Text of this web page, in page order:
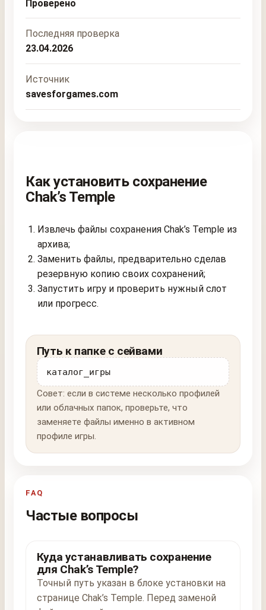
Проверено
Последняя проверка
23.04.2026
Источник
savesforgames.com
Как установить сохранение
Chak’s Temple
Извлечь файлы сохранения Chak’s Temple из
архива;
Заменить файлы, предварительно сделав
резервную копию своих сохранений;
Запустить игру и проверить нужный слот
или прогресс.
Путь к папке с сейвами
каталог_игры
Совет: если в системе несколько профилей
или облачных папок, проверьте, что
заменяете файлы именно в активном
профиле игры.
FAQ
Частые вопросы
Куда устанавливать сохранение
для Chak’s Temple?
Точный путь указан в блоке установки на
странице Chak’s Temple. Перед заменой